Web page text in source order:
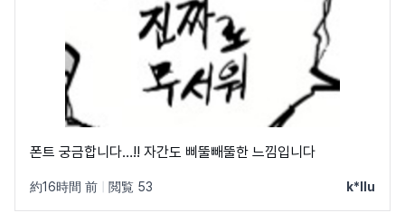
폰트 궁금합니다…!! 자간도 삐뚤빼뚤한 느낌입니다
約16時間 前 閲覧 53 k*llu